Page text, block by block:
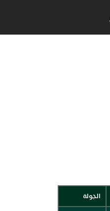
الجولة